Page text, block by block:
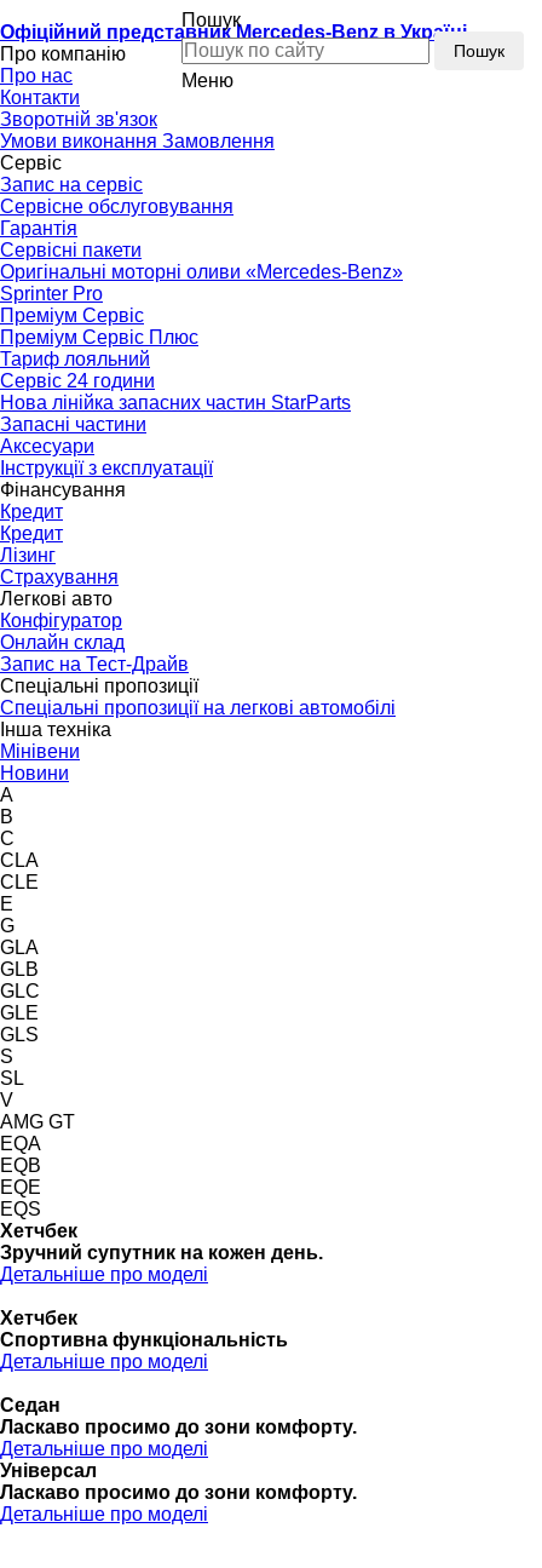
Офіційний представник Mercedes-Benz в Україні
Пошук
Пошук
Меню
Про компанію
Про нас
Контакти
Зворотній зв'язок
Умови виконання Замовлення
Сервіс
Запис на сервіс
Сервісне обслуговування
Гарантія
Сервісні пакети
Оригінальні моторні оливи «Mercedes-Benz»
Sprinter Pro
Преміум Сервіс
Преміум Сервіс Плюс
Тариф лояльний
Сервіс 24 години
Нова лінійка запасних частин StarParts
Запасні частини
Аксесуари
Інструкції з експлуатації
Фінансування
Кредит
Кредит
Лізинг
Страхування
Легкові авто
Конфігуратор
Онлайн склад
Запис на Тест-Драйв
Спеціальні пропозиції
Спеціальні пропозиції на легкові автомобілі
Інша техніка
Мінівени
Новини
A
B
C
CLA
CLE
E
G
GLA
GLB
GLC
GLE
GLS
S
SL
V
AMG GT
EQA
EQB
EQE
EQS
Хетчбек
Зручний супутник на кожен день.
Детальніше про моделі
Хетчбек
Спортивна функціональність
Детальніше про моделі
Седан
Ласкаво просимо до зони комфорту.
Детальніше про моделі
Універсал
Ласкаво просимо до зони комфорту.
Детальніше про моделі